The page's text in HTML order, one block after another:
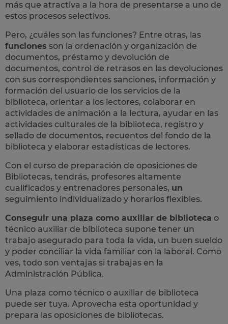
más que atractiva a la hora de presentarse a uno de
estos procesos selectivos.
Pero, ¿cuáles son las funciones? Entre otras, las
funciones son la ordenación y organización de
documentos, préstamo y devolución de
documentos, control de retrasos en las devoluciones
con sus correspondientes sanciones, información y
formación del usuario de los servicios de la
biblioteca, orientar a los lectores, colaborar en
actividades de animación a la lectura, ayudar en las
actividades culturales de la biblioteca, registro y
sellado de documentos, recuentos del fondo de la
biblioteca y elaborar estadísticas de lectores​.
Con el curso de preparación de oposiciones de
Bibliotecas, tendrás, profesores altamente
cualificados y entrenadores personales, un
seguimiento individualizado y horarios flexibles.
Conseguir una plaza como auxiliar de biblioteca o
técnico auxiliar de biblioteca supone tener un
trabajo asegurado para toda la vida, un buen sueldo
y poder conciliar la vida familiar con la laboral. Como
ves, todo son ventajas si trabajas en la
Administración Pública.
Una plaza como técnico o auxiliar de biblioteca
puede ser tuya. Aprovecha esta oportunidad y
prepara las oposiciones de bibliotecas.